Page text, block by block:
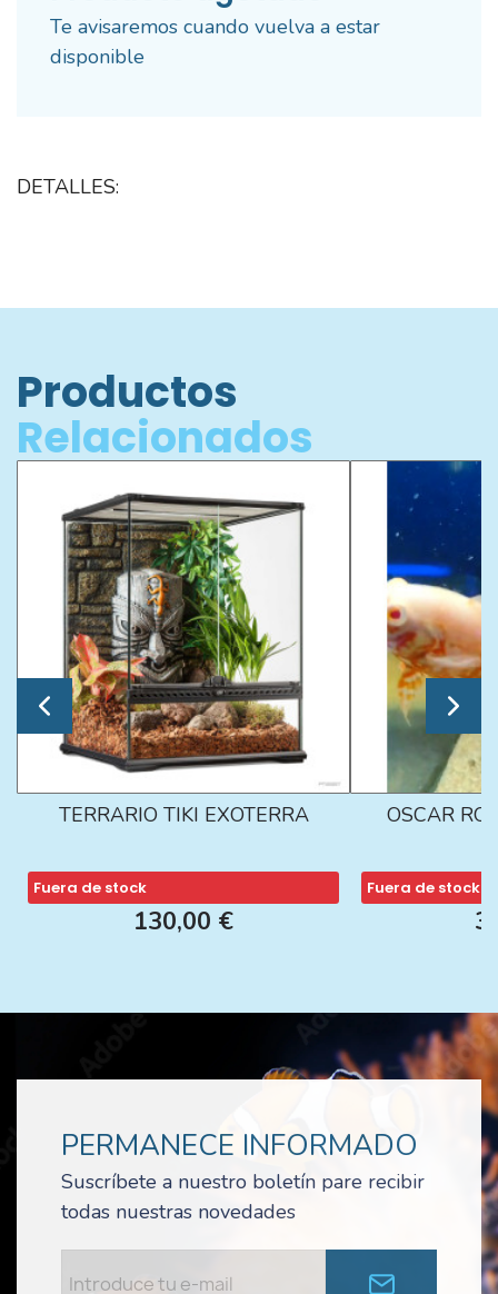
Te avisaremos cuando vuelva a estar
disponible
DETALLES:
Productos
Relacionados
TERRARIO TIKI EXOTERRA
Fuera de stock
130,00 €
OSCAR
Fuera de stock
PERMANECE INFORMADO
Suscríbete a nuestro boletín pare recibir
todas nuestras novedades